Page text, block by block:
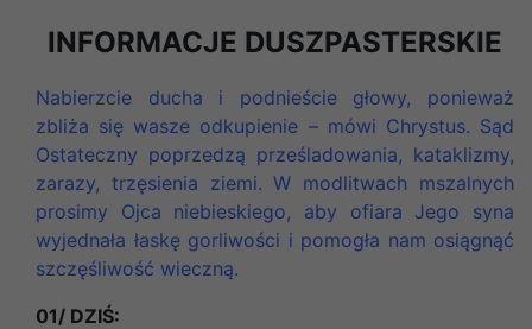
INFORMACJE DUSZPASTERSKIE
Nabierzcie ducha i podnieście głowy, ponieważ
zbliża się wasze odkupienie – mówi Chrystus. Sąd
Ostateczny poprzedzą prześladowania, kataklizmy,
zarazy, trzęsienia ziemi. W modlitwach mszalnych
prosimy Ojca niebieskiego, aby ofiara Jego syna
wyjednała łaskę gorliwości i pomogła nam osiągnąć
szczęśliwość wieczną.
01/ DZIŚ: